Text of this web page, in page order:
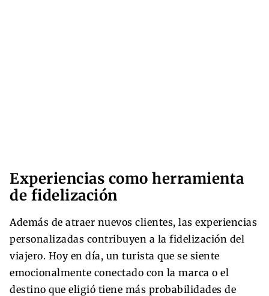
Experiencias como herramienta
de fidelización
Además de atraer nuevos clientes, las experiencias
personalizadas contribuyen a la fidelización del
viajero. Hoy en día, un turista que se siente
emocionalmente conectado con la marca o el
destino que eligió tiene más probabilidades de